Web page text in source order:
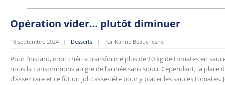
Opération vider… plutôt diminuer
18 septembre 2024 | Desserts | Par Karine Beauchesne
Pour l’instant, mon chéri a transformé plus de 10 kg de tomates en
nous la consommons au gré de l’année sans souci. Cependant, la
d’assez rare et ce fût un joli casse-tête pour y placer les sauces